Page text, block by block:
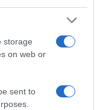
storage
on web or
sent to